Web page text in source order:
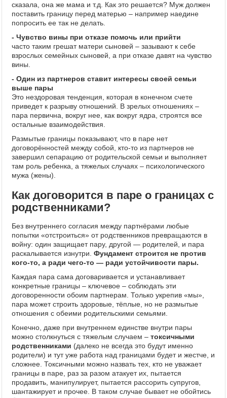
сказала, она же мама и т.д. Как это решается? Муж должен
поставить границу перед матерью – например наедине
попросить ее так не делать.
- Чувство вины при отказе помочь или прийти
часто таким грешат матери сыновей – зазывают к себе
взрослых семейных сыновей, а при отказе давят на чувство
вины.
- Один из партнеров ставит интересы своей семьи
выше пары
Это нездоровая тенденция, которая в конечном счете
приведет к разрыву отношений. В зрелых отношениях –
пара первична, вокруг нее, как вокруг ядра, строятся все
остальные взаимодействия.
Размытые границы показывают, что в паре нет
договорённостей между собой, кто-то из партнеров не
завершил сепарацию от родительской семьи и выполняет
там роль ребенка, а тяжелых случаях – психологического
мужа (жены).
Как договорится в паре о границах с
родственниками?
Без внутреннего согласия между партнёрами любые
попытки «отстроиться» от родственников превращаются в
войну: один защищает пару, другой — родителей, и пара
раскалывается изнутри. Фундамент строится не против
кого-то, а ради чего-то — ради устойчивости пары.
Каждая пара сама договаривается и устанавливает
конкретные границы – ключевое – соблюдать эти
договоренности обоим партнерам. Только укрепив «мы»,
пара может строить здоровые, тёплые, но не размытые
отношения с обеими родительскими семьями.
Конечно, даже при внутреннем единстве внутри пары
можно столкнуться с тяжелым случаем – токсичными
родственниками (далеко не всегда это будут именно
родители) и тут уже работа над границами будет и жестче, и
сложнее. Токсичными можно назвать тех, кто не уважает
границы в паре, раз за разом атакует их, пытается
продавить, манипулирует, пытается рассорить супругов,
шантажирует и прочее. В таком случае бывает не обойтись